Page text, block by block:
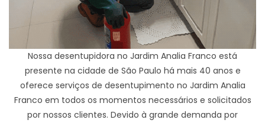
Nossa desentupidora no Jardim Analia Franco está
presente na cidade de São Paulo há mais 40 anos e
oferece serviços de desentupimento no Jardim Analia
Franco em todos os momentos necessários e solicitados
por nossos clientes. Devido à grande demanda por